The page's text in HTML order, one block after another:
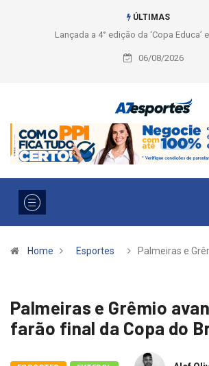
ÚLTIMAS
Liga 2026: Equipes rompem com a LABE na Série
a 2° fase, times e formato
06/08/2026
Home Esportes Palmeiras e
Palmeiras e Grêmio
farão final da Copa do